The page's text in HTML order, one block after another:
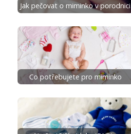
Jak pečovat o miminko v porodnici
Co potřebujete pro miminko